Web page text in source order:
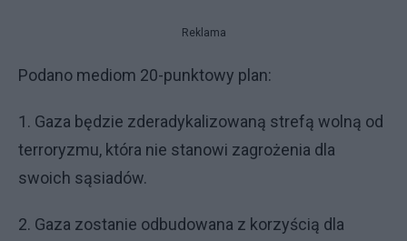
Reklama
Podano mediom 20-punktowy plan:
1. Gaza będzie zderadykalizowaną strefą wolną od
terroryzmu, która nie stanowi zagrożenia dla
swoich sąsiadów.
2. Gaza zostanie odbudowana z korzyścią dla